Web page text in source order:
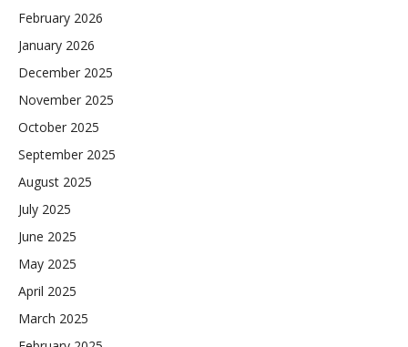
February 2026
January 2026
December 2025
November 2025
October 2025
September 2025
August 2025
July 2025
June 2025
May 2025
April 2025
March 2025